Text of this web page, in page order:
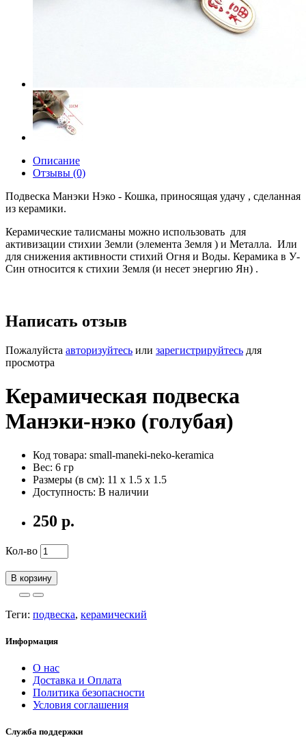
Описание
Отзывы (0)
Подвеска Манэки Нэко - Кошка, приносящая удачу , сделанная
из керамики.
Керамические талисманы можно использовать для
активизации стихии Земли (элемента Земля ) и Металла. Или
для снижения активности стихий Огня и Воды. Керамика в У-
Син относится к стихии Земля (и несет энергию Ян) .
Написать отзыв
Пожалуйста авторизуйтесь или зарегистрируйтесь для
просмотра
Керамическая подвеска
Манэки-нэко (голубая)
Код товара: small-maneki-neko-keramica
Вес: 6 гр
Размеры (в см): 11 x 1.5 x 1.5
Доступность: В наличии
250 р.
Кол-во
В корзину
Теги: подвеска, керамический
Информация
О нас
Доставка и Оплата
Политика безопасности
Условия соглашения
Служба поддержки